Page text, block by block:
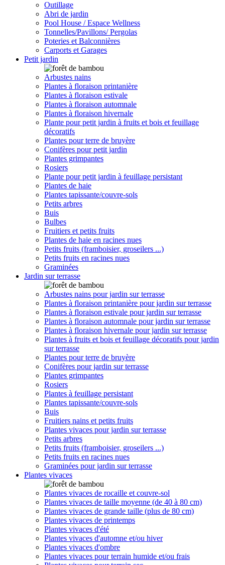
Outillage
Abri de jardin
Pool House / Espace Wellness
Tonnelles/Pavillons/ Pergolas
Poteries et Balconnières
Carports et Garages
Petit jardin
Arbustes nains
Plantes à floraison printanière
Plantes à floraison estivale
Plantes à floraison automnale
Plantes à floraison hivernale
Plante pour petit jardin à fruits et bois et feuillage
décoratifs
Plantes pour terre de bruyère
Conifères pour petit jardin
Plantes grimpantes
Rosiers
Plante pour petit jardin à feuillage persistant
Plantes de haie
Plantes tapissante/couvre-sols
Petits arbres
Buis
Bulbes
Fruitiers et petits fruits
Plantes de haie en racines nues
Petits fruits (framboisier, groseilers ...)
Petits fruits en racines nues
Graminées
Jardin sur terrasse
Arbustes nains pour jardin sur terrasse
Plantes à floraison printanière pour jardin sur terrasse
Plantes à floraison estivale pour jardin sur terrasse
Plantes à floraison automnale pour jardin sur terrasse
Plantes à floraison hivernale pour jardin sur terrasse
Plantes à fruits et bois et feuillage décoratifs pour jardin
sur terrasse
Plantes pour terre de bruyère
Conifères pour jardin sur terrasse
Plantes grimpantes
Rosiers
Plantes à feuillage persistant
Plantes tapissante/couvre-sols
Buis
Fruitiers nains et petits fruits
Plantes vivaces pour jardin sur terrasse
Petits arbres
Petits fruits (framboisier, groseilers ...)
Petits fruits en racines nues
Graminées pour jardin sur terrasse
Plantes vivaces
Plantes vivaces de rocaille et couvre-sol
Plantes vivaces de taille moyenne (de 40 à 80 cm)
Plantes vivaces de grande taille (plus de 80 cm)
Plantes vivaces de printemps
Plantes vivaces d'été
Plantes vivaces d'automne et/ou hiver
Plantes vivaces d'ombre
Plantes vivaces pour terrain humide et/ou frais